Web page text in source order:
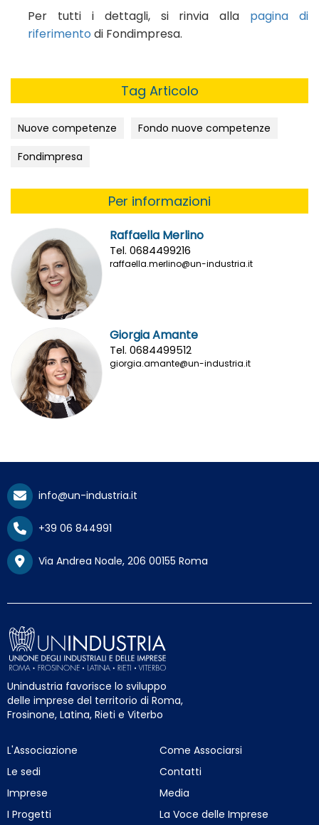
Per tutti i dettagli, si rinvia alla pagina di
riferimento di Fondimpresa.
Tag Articolo
Nuove competenze
Fondo nuove competenze
Fondimpresa
Per informazioni
Raffaella Merlino
Tel. 0684499216
raffaella.merlino@un-industria.it
Giorgia Amante
Tel. 0684499512
giorgia.amante@un-industria.it
info@un-industria.it
+39 06 844991
Via Andrea Noale, 206 00155 Roma
Unindustria favorisce lo sviluppo
delle imprese del territorio di Roma,
Frosinone, Latina, Rieti e Viterbo
L'Associazione
Le sedi
Imprese
I Progetti
Come Associarsi
Contatti
Media
La Voce delle Imprese